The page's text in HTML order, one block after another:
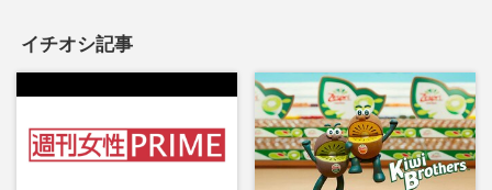
イチオシ記事